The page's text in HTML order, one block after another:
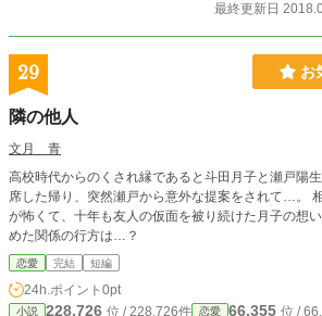
最終更新日
29 お
隣の他人
文月 青
高校時代からのくされ縁であると斗田月子と瀬戸陽
席した帰り、突然瀬戸から意外な提案をされて…。 相手が大切過ぎて、失うの
が怖くて、十年も友人の仮面を被り続けた月子の想
めた関係の行方は…？
恋愛 完結 短編
24h.ポイント 0pt
小説 228,726 位 / 228,726件 恋愛 66,355 位 /